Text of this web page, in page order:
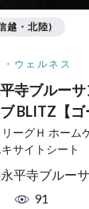
ウェルネス
寺ブルー
BLITZ【ゴ
入会申込
ーグＨ ホー
サイトシート
寺ブルーサンダー
91
越・北陸)